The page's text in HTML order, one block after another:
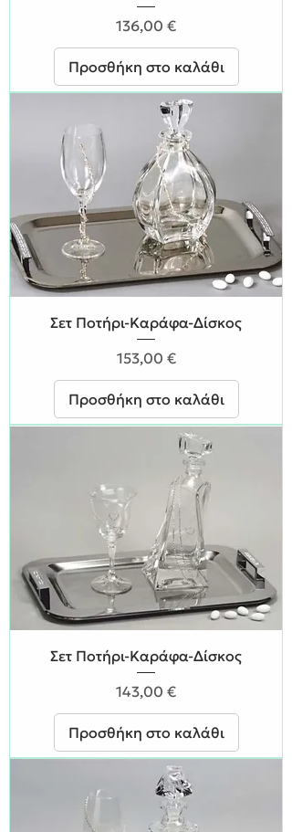
Τιμή
136,00 €
Προσθήκη στο καλάθι
Σετ Ποτήρι-Καράφα-Δίσκος
Τιμή
153,00 €
Προσθήκη στο καλάθι
Σετ Ποτήρι-Καράφα-Δίσκος
Τιμή
143,00 €
Προσθήκη στο καλάθι